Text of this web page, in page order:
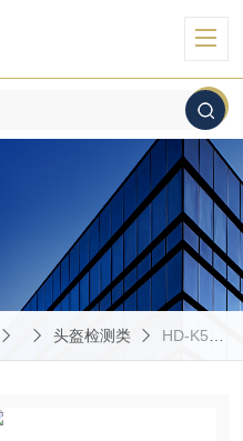
头盔检测类 HD-K508头盔佩戴装置稳定性试验仪